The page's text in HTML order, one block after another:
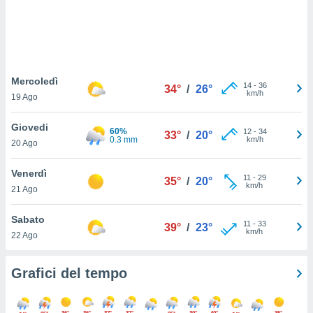
ti
installati
per
nel
o
Mercoledì
19 Ago
34° / 26° 14- 36
km/h
Giovedi
20 Ago
60%
0.3 mm
33° / 20° 12- 34
km/h
Venerdì
21 Ago
35° / 20° 11 - 29
km/h
Sabato
22 Ago
39° / 23° 11 - 33
km/h
Grafici del tempo